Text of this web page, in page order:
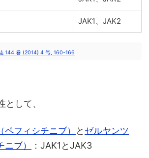
JAK1、JAK2
144 巻 (2014) 4 号, 160-166
して、
ペフィシチニブ） と ゼルヤンツ
ニブ）
：JAK1とJAK3